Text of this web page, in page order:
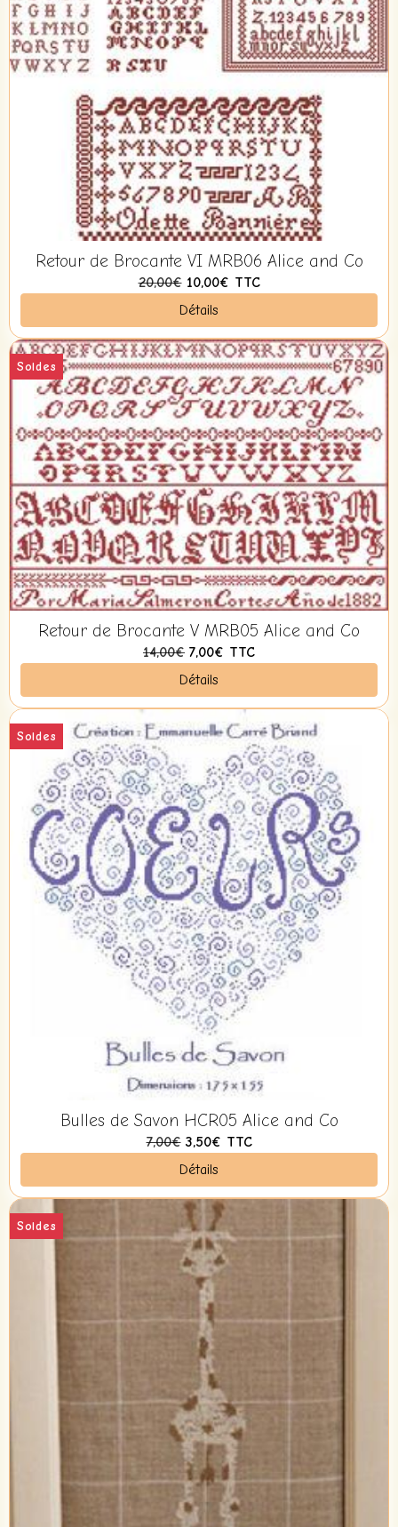
Retour de Brocante VI MRB06 Alice and Co
20,00€ 10,00€ TTC
Détails
Soldes
Retour de Brocante V MRB05 Alice and Co
14,00€ 7,00€ TTC
Détails
Soldes
Bulles de Savon HCR05 Alice and Co
7,00€ 3,50€ TTC
Détails
Soldes